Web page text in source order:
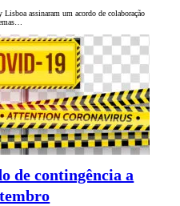
assinaram um acordo de colaboração
de contingência a